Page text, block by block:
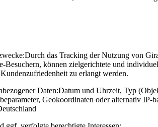
Durch das Tracking der Nutzung von
Besuchern, können zielgerichtete und
zu erlangt werden.
Daten:Datum und Uhrzeit, Typ
Geokoordinaten oder alternativ